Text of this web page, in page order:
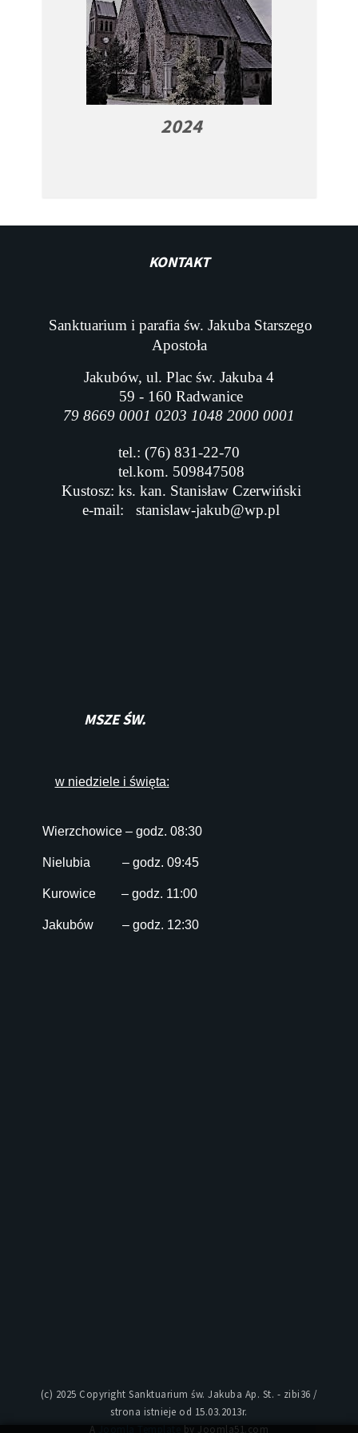
2024
KONTAKT
Sanktuarium i parafia św. Jakuba Starszego
Apostoła
Jakubów, ul. Plac św. Jakuba 4
59 - 160 Radwanice
79 8669 0001 0203 1048 2000 0001
tel.: (76) 831-22-70
tel.kom. 509847508
Kustosz: ks. kan. Stanisław Czerwiński
e-mail: stanislaw-jakub@wp.pl
MSZE ŚW.
w niedziele i święta:
Wierzchowice – godz. 08:30
Nielubia – godz. 09:45
Kurowice – godz. 11:00
Jakubów – godz. 12:30
(c) 2025 Copyright Sanktuarium św. Jakuba Ap. St. - zibi36 /
strona istnieje od 15.03.2013r.
A
by Joomla51.com